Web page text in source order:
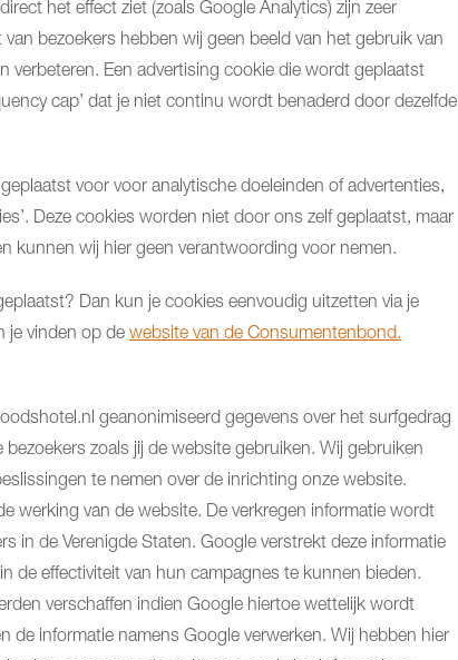
het effect ziet (zoals Google Analytics) zijn zeer
bezoekers hebben wij geen beeld van het gebruik van
verbeteren. Een advertising cookie die wordt geplaatst
cap’ dat je niet continu wordt benaderd door dezelfde
voor voor analytische doeleinden of advertenties,
Deze cookies worden niet door ons zelf geplaatst, maar
kunnen wij hier geen verantwoording voor nemen.
Dan kun je cookies eenvoudig uitzetten via je
je vinden op de website van de Consumentenbond.
geanonimiseerd gegevens over het surfgedrag
zoals jij de website gebruiken. Wij gebruiken
te nemen over de inrichting onze website.
werking van de website. De verkregen informatie wordt
in de Verenigde Staten. Google verstrekt deze informatie
de effectiviteit van hun campagnes te kunnen bieden.
verschaffen indien Google hiertoe wettelijk wordt
de informatie namens Google verwerken. Wij hebben hier